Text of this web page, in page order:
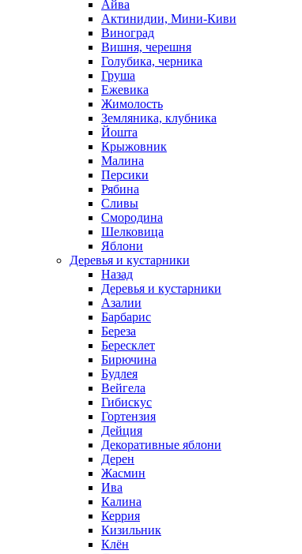
Айва
Актинидии, Мини-Киви
Виноград
Вишня, черешня
Голубика, черника
Груша
Ежевика
Жимолость
Земляника, клубника
Йошта
Крыжовник
Малина
Персики
Рябина
Сливы
Смородина
Шелковица
Яблони
Деревья и кустарники
Назад
Деревья и кустарники
Азалии
Барбарис
Береза
Бересклет
Бирючина
Будлея
Вейгела
Гибискус
Гортензия
Дейция
Декоративные яблони
Дерен
Жасмин
Ива
Калина
Керрия
Кизильник
Клён